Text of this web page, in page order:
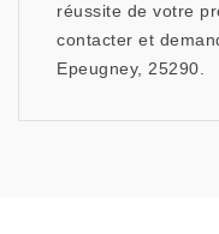
réussite de votre
contacter et
Epeugney, 25290.